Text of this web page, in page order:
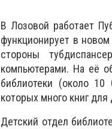
В Лозовой работает
функционирует в
стороны
компьютерами. На её
библиотеки (около
которых много книг
Детский отдел